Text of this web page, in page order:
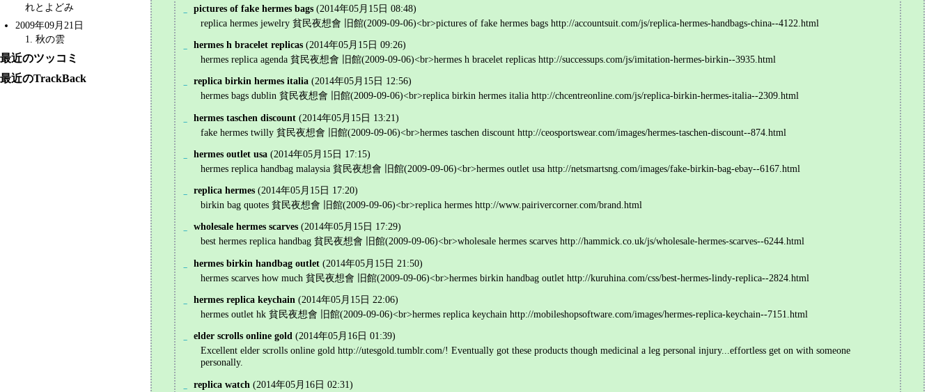
pictures of fake hermes bags (2014年05月15日 08:48)
replica hermes jewelry 貧民夜想會 旧館(2009-09-06)<br>pictures of fake hermes bags http://accountsuit.com/js/replica-hermes-handbags-china--4122.html
hermes h bracelet replicas (2014年05月15日 09:26)
hermes replica agenda 貧民夜想會 旧館(2009-09-06)<br>hermes h bracelet replicas http://successups.com/js/imitation-hermes-birkin--3935.html
replica birkin hermes italia (2014年05月15日 12:56)
hermes bags dublin 貧民夜想會 旧館(2009-09-06)<br>replica birkin hermes italia http://chcentreonline.com/js/replica-birkin-hermes-italia--2309.html
hermes taschen discount (2014年05月15日 13:21)
fake hermes twilly 貧民夜想會 旧館(2009-09-06)<br>hermes taschen discount http://ceosportswear.com/images/hermes-taschen-discount--874.html
hermes outlet usa (2014年05月15日 17:15)
hermes replica handbag malaysia 貧民夜想會 旧館(2009-09-06)<br>hermes outlet usa http://netsmartsng.com/images/fake-birkin-bag-ebay--6167.html
replica hermes (2014年05月15日 17:20)
birkin bag quotes 貧民夜想會 旧館(2009-09-06)<br>replica hermes http://www.pairivercorner.com/brand.html
wholesale hermes scarves (2014年05月15日 17:29)
best hermes replica handbag 貧民夜想會 旧館(2009-09-06)<br>wholesale hermes scarves http://hammick.co.uk/js/wholesale-hermes-scarves--6244.html
hermes birkin handbag outlet (2014年05月15日 21:50)
hermes scarves how much 貧民夜想會 旧館(2009-09-06)<br>hermes birkin handbag outlet http://kuruhina.com/css/best-hermes-lindy-replica--2824.html
hermes replica keychain (2014年05月15日 22:06)
hermes outlet hk 貧民夜想會 旧館(2009-09-06)<br>hermes replica keychain http://mobileshopsoftware.com/images/hermes-replica-keychain--7151.html
elder scrolls online gold (2014年05月16日 01:39)
Excellent elder scrolls online gold http://utesgold.tumblr.com/! Eventually got these products though medicinal a leg personal injury...effortless get on with someone
personally.
replica watch (2014年05月16日 02:31)
れとよどみ
2009年09月21日
1
. 秋の雲
最近のツッコミ
最近のTrackBack